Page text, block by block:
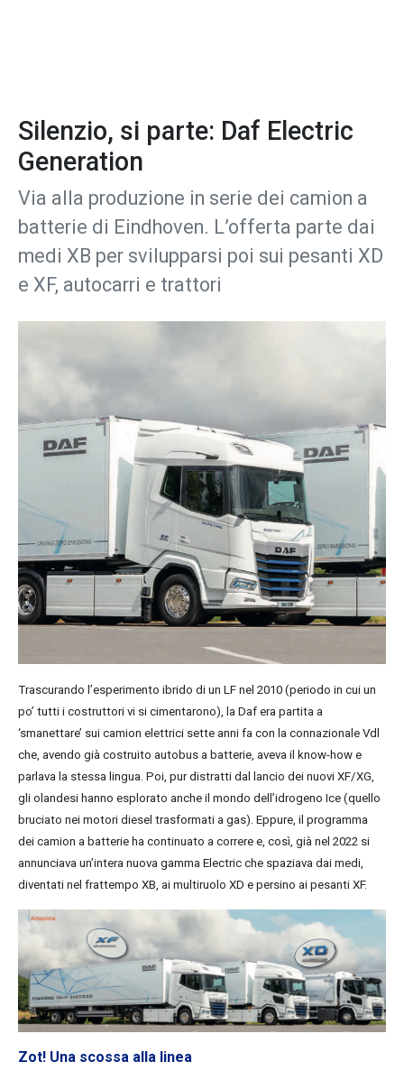
Silenzio, si parte: Daf Electric
Generation
Via alla produzione in serie dei camion a
batterie di Eindhoven. L’offerta parte dai
medi XB per svilupparsi poi sui pesanti XD
e XF, autocarri e trattori
Trascurando l’esperimento ibrido di un LF nel 2010 (periodo in cui un
po’ tutti i costruttori vi si cimentarono), la Daf era partita a
‘smanettare’ sui camion elettrici sette anni fa con la connazionale Vdl
che, avendo già costruito autobus a batterie, aveva il know-how e
parlava la stessa lingua. Poi, pur distratti dal lancio dei nuovi XF/XG,
gli olandesi hanno esplorato anche il mondo dell’idrogeno Ice (quello
bruciato nei motori diesel trasformati a gas). Eppure, il programma
dei camion a batterie ha continuato a correre e, così, già nel 2022 si
annunciava un’intera nuova gamma Electric che spaziava dai medi,
diventati nel frattempo XB, ai multiruolo XD e persino ai pesanti XF.
Zot! Una scossa alla linea